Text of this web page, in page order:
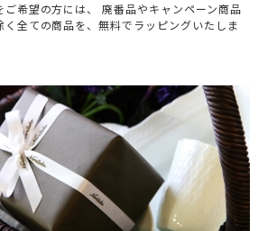
ご希望の方には、 廃番品やキャンペーン商品
く全ての商品を、無料でラッピングいたしま